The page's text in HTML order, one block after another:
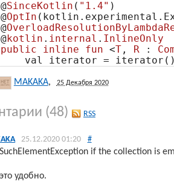
@SinceKotlin ( "1.4" )
@OptIn
@
@kotlin . internal . InlineOnly
public
inline fun <T, R :
val iterator =
MAKAKA, 25 Декабря 2020
(48) RSS
25.12.2020 01:20 #
if the collection is
удобно.